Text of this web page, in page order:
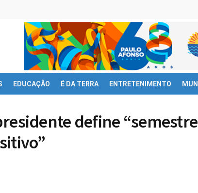
EDUCAÇÃO É DA TERRA ENTRETENIMENTO
define “semestre